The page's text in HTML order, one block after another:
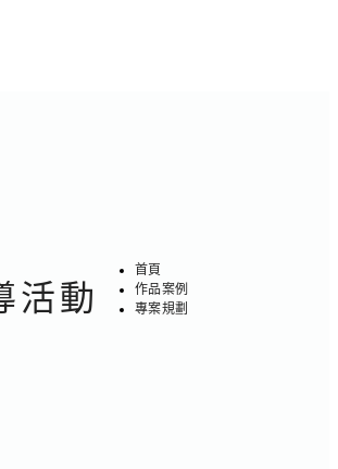
活動
首頁
作品案例
專案規劃